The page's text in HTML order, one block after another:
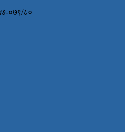
०७९/८०